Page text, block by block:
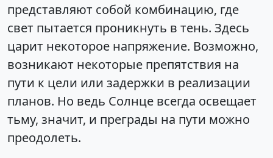
представляют собой комбинацию, где
свет пытается проникнуть в тень. Здесь
царит некоторое напряжение. Возможно,
возникают некоторые препятствия на
пути к цели или задержки в реализации
планов. Но ведь Солнце всегда освещает
тьму, значит, и преграды на пути можно
преодолеть.